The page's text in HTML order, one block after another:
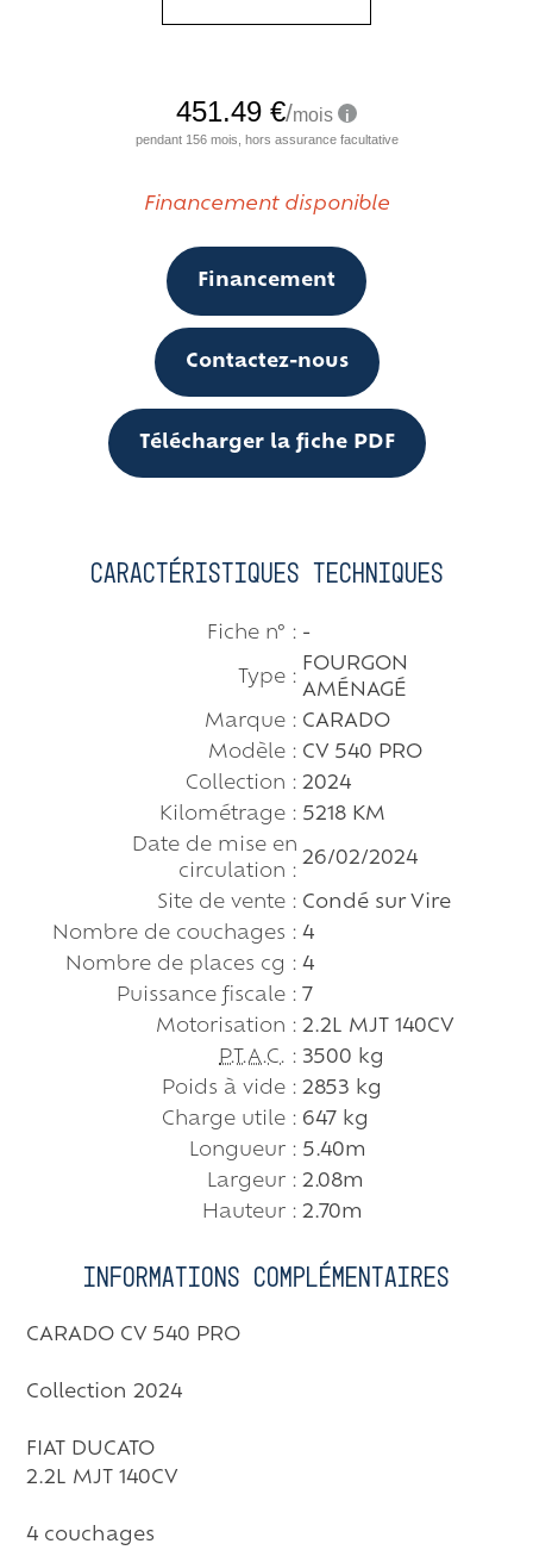
Financement disponible
Financement
Contactez-nous
Télécharger la fiche PDF
Caractéristiques techniques
Fiche n° : -
Type :
FOURGON
AMÉNAGÉ
Marque : CARADO
Modèle : CV 540 PRO
Collection : 2024
Kilométrage : 5218 KM
Date de mise en
circulation :
26/02/2024
Site de vente : Condé sur Vire
Nombre de couchages : 4
Nombre de places cg : 4
Puissance fiscale : 7
Motorisation : 2.2L MJT 140CV
P.T.A.C. : 3500 kg
Poids à vide : 2853 kg
Charge utile : 647 kg
Longueur : 5.40m
Largeur : 2.08m
Hauteur : 2.70m
Informations complémentaires
CARADO CV 540 PRO
Collection 2024
FIAT DUCATO
2.2L MJT 140CV
4 couchages